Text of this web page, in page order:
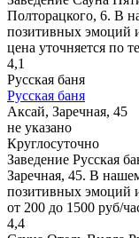
Полторацкого, 6. В
позитивных эмоций
цена уточняется по
4,1
Русская баня
Русская баня
Аксай, Заречная, 45
не указано
Круглосуточно
Заведение Русская
Заречная, 45. В
позитивных эмоций
от 200 до 1500 руб/
4,4